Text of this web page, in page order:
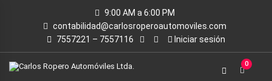
9:00 AM a 6:00 PM
contabilidad@carlosroperoautomoviles.com
7557221 – 7557116
Iniciar sesión
0